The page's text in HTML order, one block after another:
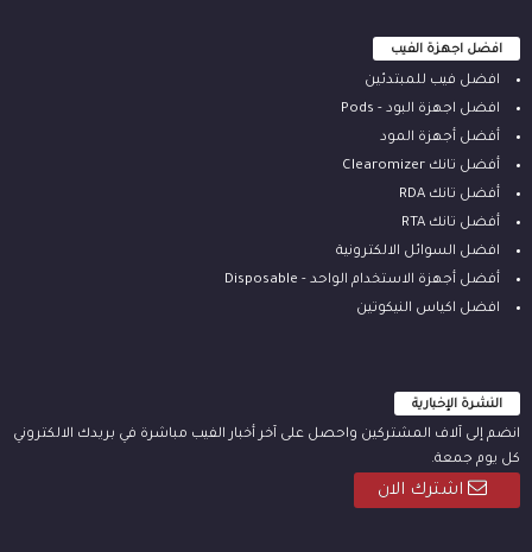
افضل اجهزة الفيب
افضل فيب للمبتدئين
افضل اجهزة البود - Pods
أفضل أجهزة المود
أفضل تانك Clearomizer
أفضل تانك RDA
أفضل تانك RTA
افضل السوائل الالكترونية
أفضل أجهزة الاستخدام الواحد - Disposable
افضل اكياس النيكوتين
النشرة الإخبارية
انضم إلى آلاف المشتركين واحصل على آخر أخبار الفيب مباشرة في بريدك الالكتروني
كل يوم جمعة.
اشترك الان